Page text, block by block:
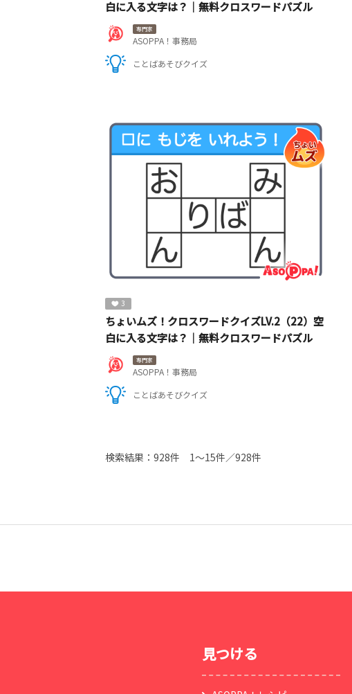
白に入る文字は？｜無料クロスワードパズル
専門家
ASOPPA！事務局
ことばあそびクイズ
3
ちょいムズ！クロスワードクイズLV.2（22）空
白に入る文字は？｜無料クロスワードパズル
専門家
ASOPPA！事務局
ことばあそびクイズ
検索結果： 928件 1～15件／928件
見つける